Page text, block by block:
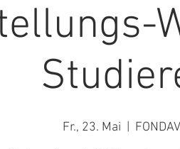
Fr., 23. Mai